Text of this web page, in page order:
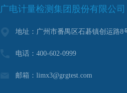
广电计量检测集团股份有限公司
地址：广州市番禺区石碁镇创运路8
电话：400-602-0999
邮箱：limx3@grgtest.com